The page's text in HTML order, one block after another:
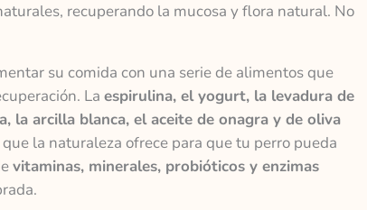
recuperando la mucosa y flora natural. No
su comida con una serie de alimentos que
La espirulina, el yogurt, la levadura de
la arcilla blanca, el aceite de onagra y de oliva
la naturaleza ofrece para que tu perro pueda
vitaminas, minerales, probióticos y enzimas